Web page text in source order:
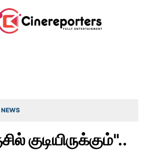
குடியிருக்கும்"..